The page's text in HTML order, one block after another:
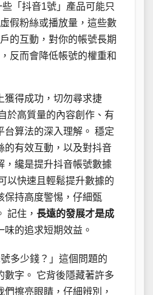
些「抖音1號」產品可能只
假粉絲或播放量，這些數
的互動，對你的帳號長期
反而會降低帳號的權重和
獲得成功，切勿尋求捷
於高質量的內容創作、有
台算法的深入理解。 穩定
的有效互動，以及對抖音
，纔是提升抖音帳號數據
以快速且輕鬆提升數據的
保持高度警惕，仔細甄
記住， 長遠的發展才是成
味的追求短期效益。
多少錢？」這個問題的
數字。 它背後隱藏著許多
擦亮眼睛，仔細辨別，